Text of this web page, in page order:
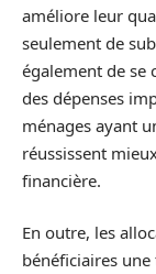
améliore leur
seulement de
également de se
des dépenses
ménages ayant
réussissent
financière.
En outre, les
bénéficiaires une